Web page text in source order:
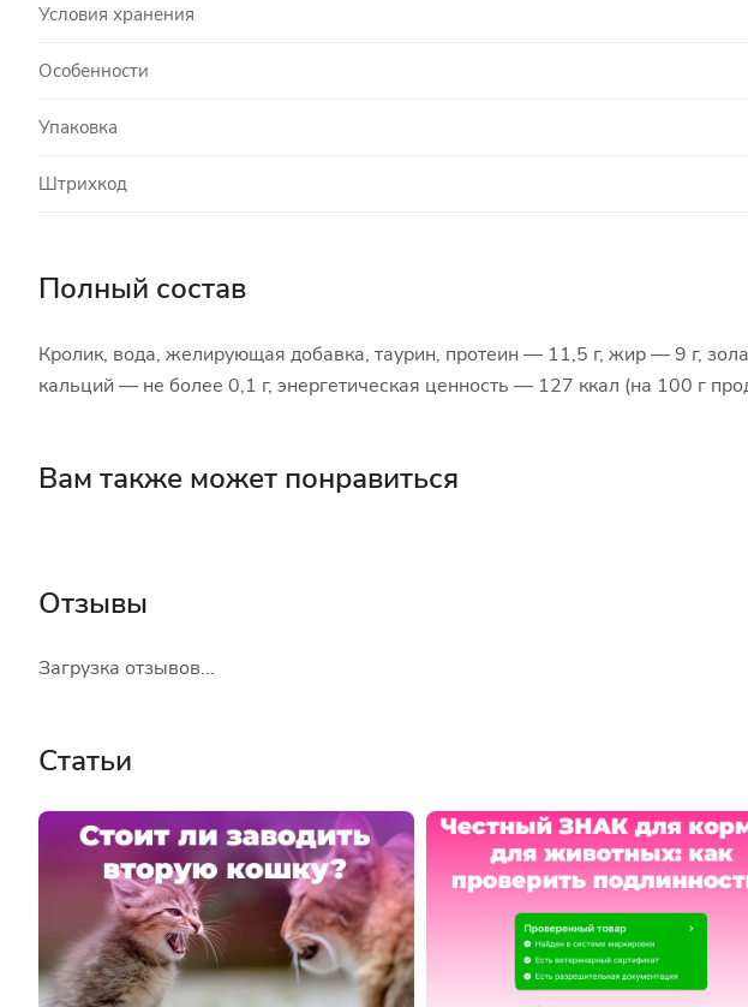
Условия хранения
Особенности
Упаковка
Штрихкод
Полный состав
Кролик, вода, желирующая добавка, таурин, протеин — 11,5 г, жир — 9 г,
кальций — не более 0,1 г, энергетическая ценность — 127 ккал (на 100 г
Вам также может понравиться
Отзывы
Загрузка отзывов...
Статьи